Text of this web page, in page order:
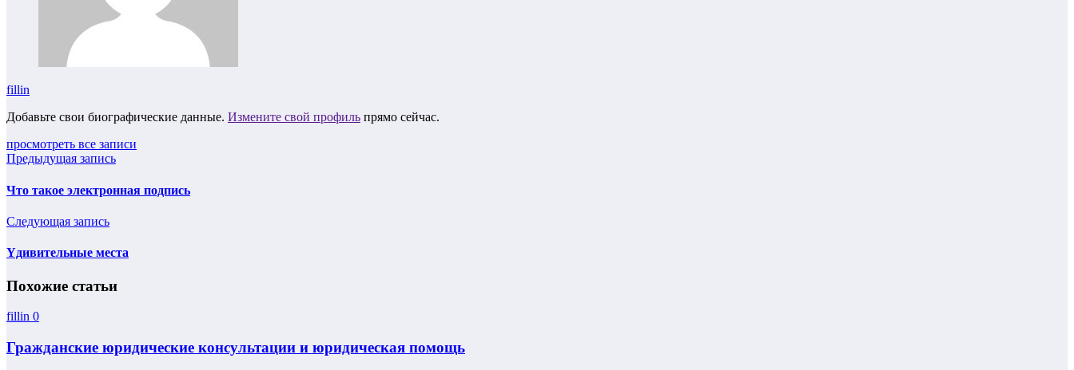
fillin
Добавьте свои биографические данные. Измените свой профиль прямо сейчас.
просмотреть все записи
Предыдущая запись
Что такое электронная подпись
Следующая запись
Yдивительные места
Похожие статьи
fillin 0
Гражданские юридические консультации и юридическая помощь